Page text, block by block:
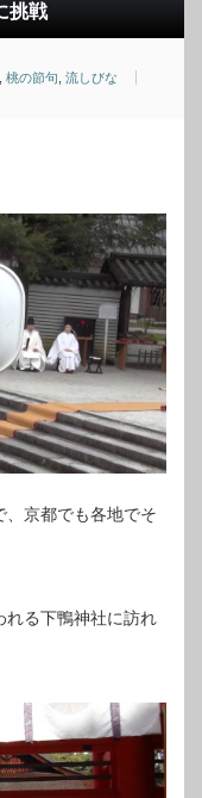
挑戦
桃の節句 流しびな
京都でも各地でそ
れる下鴨神社に訪れ